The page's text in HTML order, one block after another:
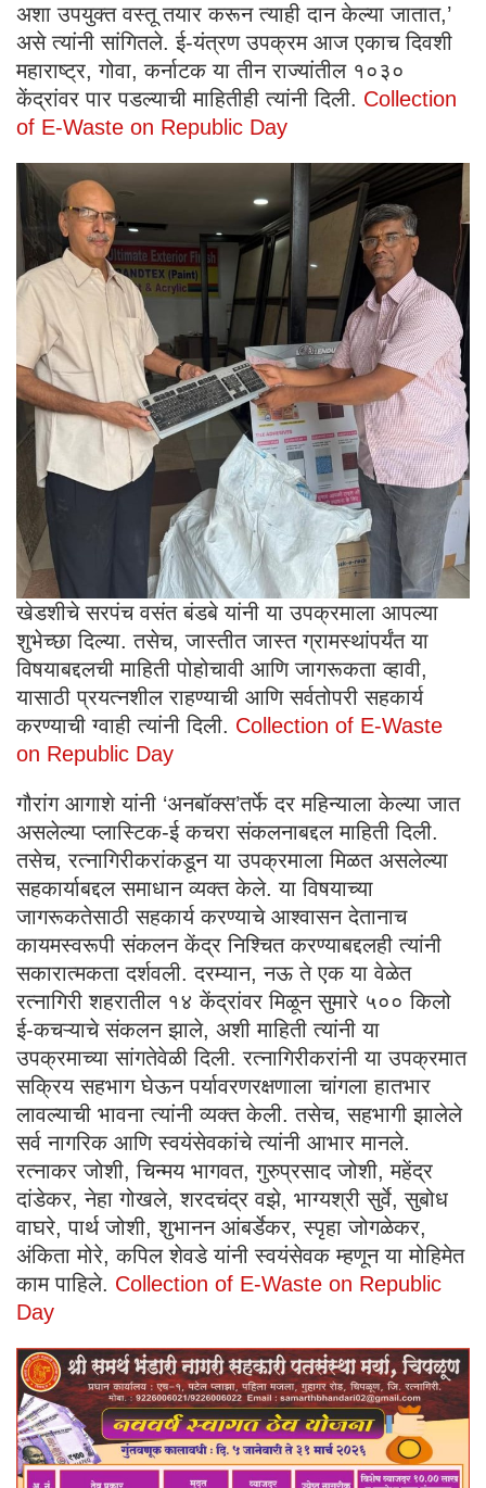
अशा उपयुक्त वस्तू तयार करून त्याही दान केल्या जातात,’
असे त्यांनी सांगितले. ई-यंत्रण उपक्रम आज एकाच दिवशी
महाराष्ट्र, गोवा, कर्नाटक या तीन राज्यांतील १०३०
केंद्रांवर पार पडल्याची माहितीही त्यांनी दिली. Collection
of E-Waste on Republic Day
खेडशीचे सरपंच वसंत बंडबे यांनी या उपक्रमाला आपल्या
शुभेच्छा दिल्या. तसेच, जास्तीत जास्त ग्रामस्थांपर्यंत या
विषयाबद्दलची माहिती पोहोचावी आणि जागरूकता व्हावी,
यासाठी प्रयत्नशील राहण्याची आणि सर्वतोपरी सहकार्य
करण्याची ग्वाही त्यांनी दिली. Collection of E-Waste
on Republic Day
गौरांग आगाशे यांनी ‘अनबॉक्स’तर्फे दर महिन्याला केल्या जात
असलेल्या प्लास्टिक-ई कचरा संकलनाबद्दल माहिती दिली.
तसेच, रत्नागिरीकरांकडून या उपक्रमाला मिळत असलेल्या
सहकार्याबद्दल समाधान व्यक्त केले. या विषयाच्या
जागरूकतेसाठी सहकार्य करण्याचे आश्वासन देतानाच
कायमस्वरूपी संकलन केंद्र निश्चित करण्याबद्दलही त्यांनी
सकारात्मकता दर्शवली. दरम्यान, नऊ ते एक या वेळेत
रत्नागिरी शहरातील १४ केंद्रांवर मिळून सुमारे ५०० किलो
ई-कचऱ्याचे संकलन झाले, अशी माहिती त्यांनी या
उपक्रमाच्या सांगतेवेळी दिली. रत्नागिरीकरांनी या उपक्रमात
सक्रिय सहभाग घेऊन पर्यावरणरक्षणाला चांगला हातभार
लावल्याची भावना त्यांनी व्यक्त केली. तसेच, सहभागी झालेले
सर्व नागरिक आणि स्वयंसेवकांचे त्यांनी आभार मानले.
रत्नाकर जोशी, चिन्मय भागवत, गुरुप्रसाद जोशी, महेंद्र
दांडेकर, नेहा गोखले, शरदचंद्र वझे, भाग्यश्री सुर्वे, सुबोध
वाघरे, पार्थ जोशी, शुभानन आंबर्डेकर, स्पृहा जोगळेकर,
अंकिता मोरे, कपिल शेवडे यांनी स्वयंसेवक म्हणून या मोहिमेत
काम पाहिले. Collection of E-Waste on Republic
Day